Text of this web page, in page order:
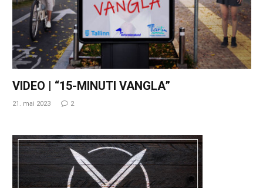
VIDEO | “15-MINUTI VANGLA”
21. mai 2023 2